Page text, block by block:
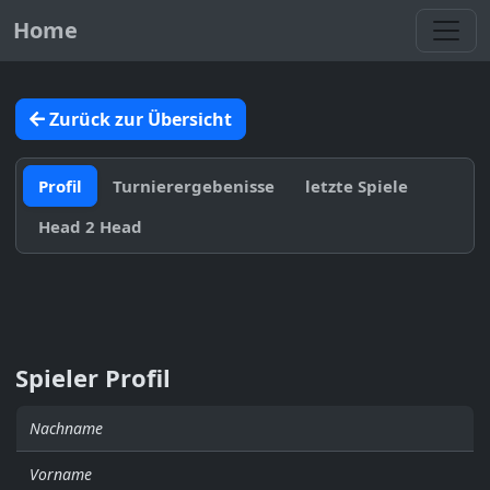
Home
Zurück zur Übersicht
Profil Turnierergebenisse
letzte Spiele
Head 2 Head
Spieler Profil
Nachname
Vorname